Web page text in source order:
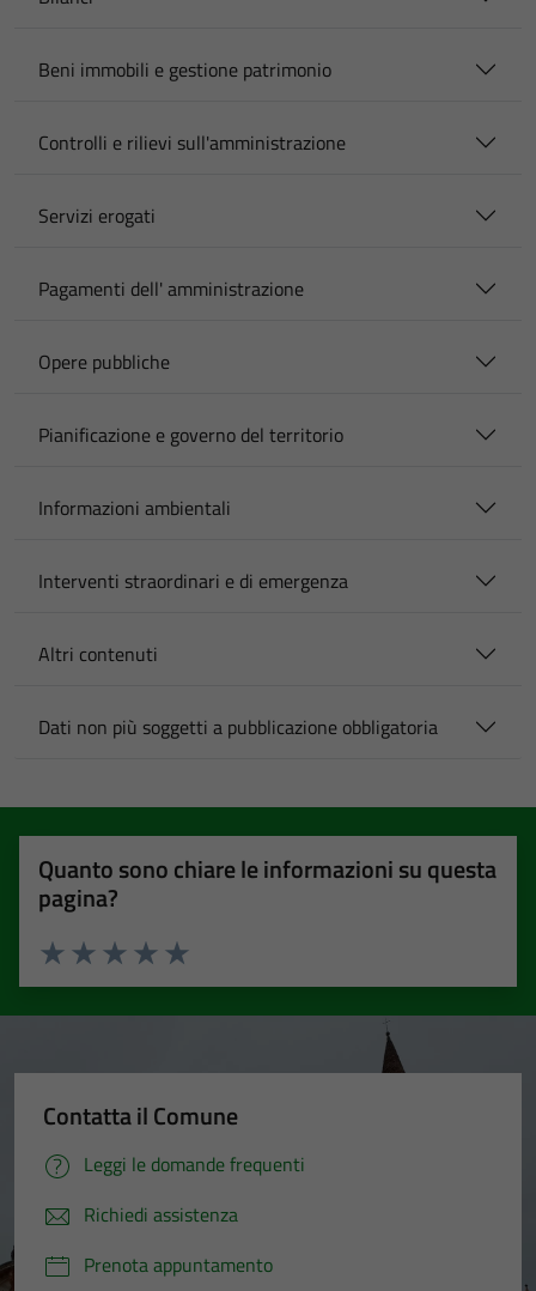
Beni immobili e gestione patrimonio
Controlli e rilievi sull'amministrazione
Servizi erogati
Pagamenti dell' amministrazione
Opere pubbliche
Pianificazione e governo del territorio
Informazioni ambientali
Interventi straordinari e di emergenza
Altri contenuti
Dati non più soggetti a pubblicazione obbligatoria
Quanto sono chiare le informazioni su questa
pagina?
Valuta 5 stelle su 5
Valuta 4 stelle su 5
Valuta 3 stelle su 5
Valuta 2 stelle su 5
Valuta 1 stelle su 5
Contatta il Comune
Leggi le domande frequenti
Richiedi assistenza
Prenota appuntamento